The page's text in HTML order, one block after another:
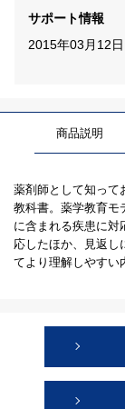
サポート情報
2015年03月12日
商品説明
薬剤師として知って
教科書。薬学教育モ
に含まれる疾患に対
応したほか、見返し
てより理解しやすい